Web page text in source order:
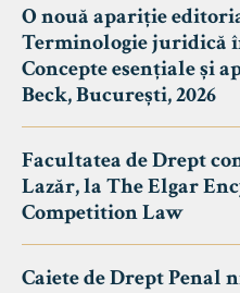
O nouă apariție
Terminologie juridică
Concepte esențiale și
Beck, București, 2026
Facultatea de Drept
Lazăr, la The Elgar
Competition Law
Caiete de Drept Penal